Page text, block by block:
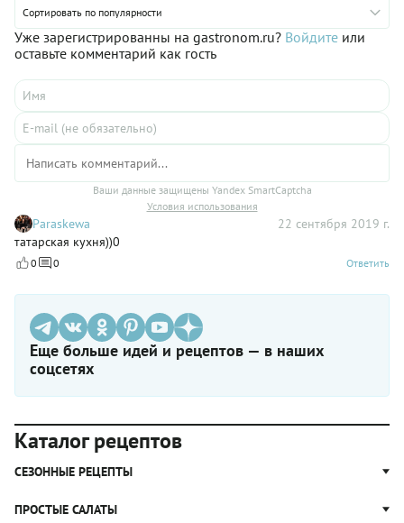
Сортировать по популярности
Уже зарегистрированны на gastronom.ru? Войдите или
оставьте комментарий как гость
Ваши данные защищены Yandex SmartCaptcha
Условия использования
Paraskewa
22 сентября 2019 г.
татарская кухня))0
0 0 Ответить
Еще больше идей и рецептов — в наших
соцсетях
Каталог рецептов
СЕЗОННЫЕ РЕЦЕПТЫ
Рецепты из капусты
ПРОСТЫЕ САЛАТЫ